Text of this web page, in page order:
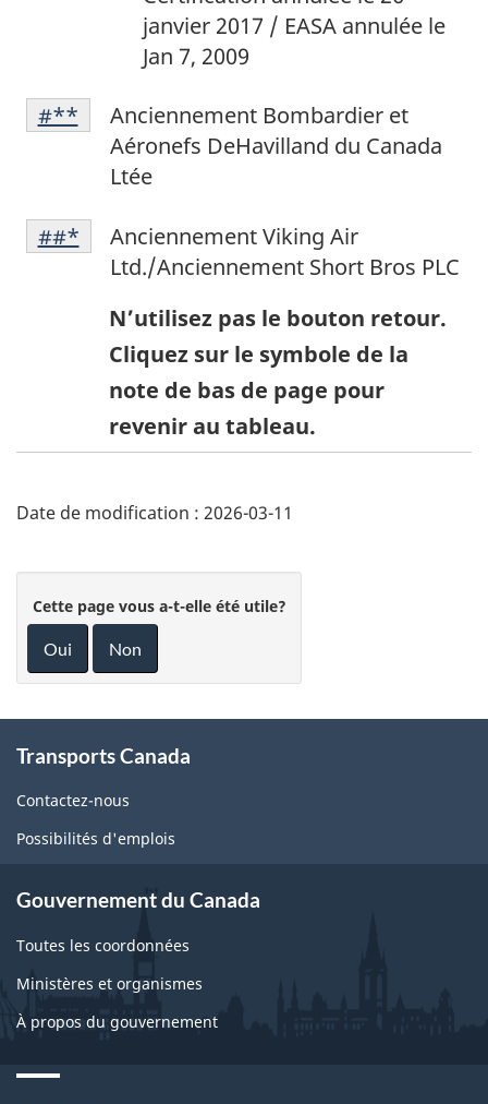
52
janvier 2017 / EASA annulée le
Jan 7, 2009
Note
de
page
53
Anciennement Bombardier et
Aéronefs DeHavilland du Canada
Ltée
Retour à la référence de la note de bas de
#**
Footnote
54
Anciennement Viking Air
Ltd./Anciennement Short Bros PLC
Retour à laréférence de la note de bas de
##*
N’utilisez pas le bouton retour.
Cliquez sur le symbole de la
note de bas de page pour
revenir au tableau.
Date de modification : 2026-03-11
Cette page vous a-t-elle été utile?
Oui Non
this
site
Transports Canada
Contactez-nous
Possibilités d'emplois
Gouvernement du Canada
Toutes les coordonnées
Ministères et organismes
À propos du gouvernement